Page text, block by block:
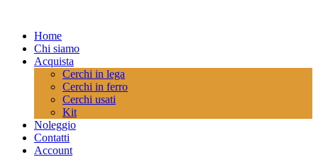
Home
Chi siamo
Acquista
Cerchi in lega
Cerchi in ferro
Cerchi usati
Kit
Noleggio
Contatti
Account